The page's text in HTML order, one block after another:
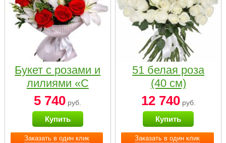
Заказать в один клик
Букет с розами и
лилиями «С
наилучшими
пожеланиями»
5 740 руб.
Купить
Заказать в один клик
51 белая роза
(40 см)
12 740руб.
Купить